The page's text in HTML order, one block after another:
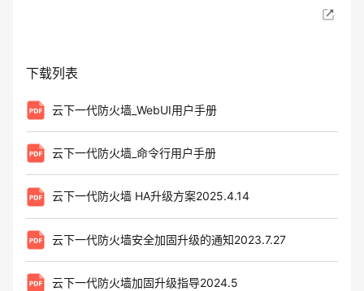
下载列表
云下一代防火墙_WebUI用户手册
云下一代防火墙_命令行用户手册
云下一代防火墙 HA升级方案2025.4.14
云下一代防火墙安全加固升级的通知2023.7.27
云下一代防火墙加固升级指导2024.5